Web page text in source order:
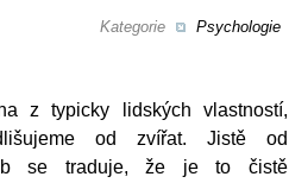
Kategorie Psychologie
z typicky lidských vlastností,
od zvířat. Jistě od
se traduje, že je to čistě